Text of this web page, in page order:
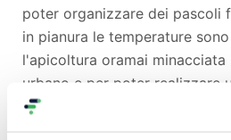
poter organizzare dei pascoli
in pianura le temperature
l'apicoltura oramai minacciata
urbano e per poter realizzare
che sappia valorizzare al